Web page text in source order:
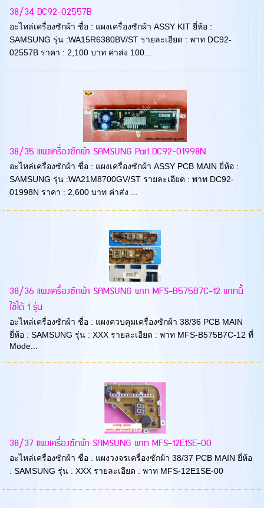
38/34 DC92-02557B
อะไหล่เครื่องซักผ้า ชื่อ : แผงเครื่องซักผ้า ASSY KIT ยี่ห้อ :
SAMSUNG รุ่น :WA15R6380BV/ST รายละเอียด : พาท DC92-
02557B ราคา : 2,100 บาท ค่าส่ง 100...
38/35 แผงเครื่องซักผ้า SAMSUNG Part.DC92-01998N
อะไหล่เครื่องซักผ้า ชื่อ : แผงเครื่องซักผ้า ASSY PCB MAIN ยี่ห้อ :
SAMSUNG รุ่น :WA21M8700GV/ST รายละเอียด : พาท DC92-
01998N ราคา : 2,600 บาท ค่าส่ง ...
38/36 แผงเครื่องซักผ้า SAMSUNG พาท MFS-B575B7C-12 พาทนี้
ใช้ได้ 1 รุ่น
อะไหล่เครื่องซักผ้า ชื่อ : แผงควบคุมเครื่องซักผ้า 38/36 PCB MAIN
ยี่ห้อ : SAMSUNG รุ่น : XXX รายละเอียด : พาท MFS-B575B7C-12 ที่
Mode...
38/37 แผงเครื่องซักผ้า SAMSUNG พาท MFS-12E1SE-00
อะไหล่เครื่องซักผ้า ชื่อ : แผงวงจรเครื่องซักผ้า 38/37 PCB MAIN ยี่ห้อ
: SAMSUNG รุ่น : XXX รายละเอียด : พาท MFS-12E1SE-00